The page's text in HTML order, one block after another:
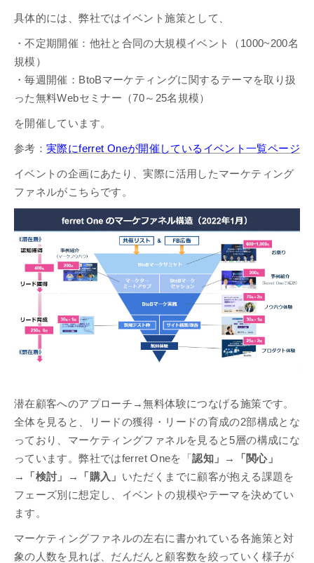
具体的には、弊社ではイベント施策として、
・不定期開催：他社と合同の大規模イベント（1000~200名
規模）
・毎週開催：BtoBマーケティングに関するテーマを取り扱
った無料Webセミナー（70～25名規模）
を開催しています。
参考：実際にferret Oneが開催しているイベント一覧ページ
イベントの企画にあたり、実際に活用したマーケティング
ファネルがこちらです。
潜在顧客へのアプローチ→無料体験につなげる施策です。
全体を見ると、リードの獲得・リードの育成の2部構成とな
っており、マーケティングファネルを見ると5層の構成にな
っています。弊社ではferret Oneを「認知」→「関心」
→「検討」→「購入」 いただくまでに顧客が抱える課題を
フェーズ別に想定し、イベントの規模やテーマを決めてい
ます。
マーケティングファネルの左右に書かれている各施策と対
象の人数を見れば、だんだんと顧客数を絞っていく様子が